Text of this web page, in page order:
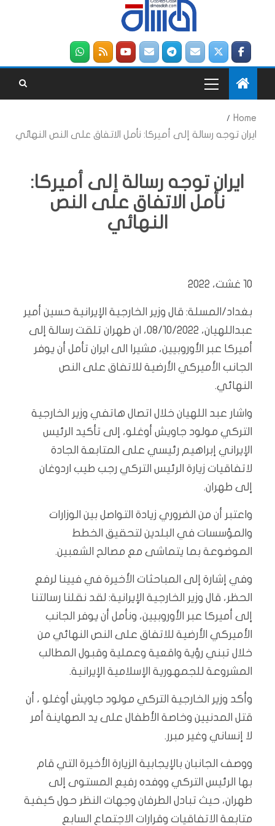
Home
ايران توجه رسالة إلى أميركا: نأمل الاتفاق على النص النهائي
ايران توجه رسالة إلى أميركا:
نأمل الاتفاق على النص
النهائي
10 غشت، 2022
بغداد/المسلة: قال وزير الخارجية الإيرانية حسين أمير
عبداللهيان، 08/10/2022، ان طهران تلقت رسالة إلى
أميركا عبر الأوروبيين، مشيرا الى ايران تأمل أن يوفر
الجانب الأميركي الأرضية للاتفاق على النص
النهائي.
واشار عبد اللهيان خلال اتصال هاتفي وزير الخارجية
التركي مولود جاويش أوغلو، إلى تأكيد الرئيس
الإيراني إبراهيم رئيسي على المتابعة الجادة
لاتفاقيات زيارة الرئيس التركي رجب طيب اردوغان
إلى طهران.
واعتبر أن من الضروري زيادة التواصل بين الوزارات
والمؤسسات في البلدين لتحقيق الخطط
الموضوعة بما يتماشى مع مصالح الشعبين.
وفي إشارة إلى المباحثات الأخيرة في فيينا لرفع
الحظر، قال وزير الخارجية الإيرانية: لقد نقلنا رسالتنا
إلى أميركا عبر الأوروبيين، ونأمل أن يوفر الجانب
الأميركي الأرضية للاتفاق على النص النهائي من
خلال تبني رؤية واقعية وعملية وقبول المطالب
المشروعة للجمهورية الإسلامية الإيرانية.
وأكد وزير الخارجية التركي مولود جاويش أوغلو ، أن
قتل المدنيين وخاصة الأطفال على يد الصهاينة أمر
لا إنساني وغير مبرر.
ووصف الجانبان بالإيجابية الزيارة الأخيرة التي قام
بها الرئيس التركي ووفده رفيع المستوى إلى
طهران، حيث تبادل الطرفان وجهات النظر حول كيفية
متابعة الاتفاقيات وقرارات الاجتماع السابع